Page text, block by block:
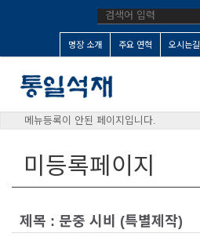
명장 소개 주요 연혁 오시는길
메뉴등록이 안된 페이지입니다.
미등록페이지
제목 : 문중 시비 (특별제작)